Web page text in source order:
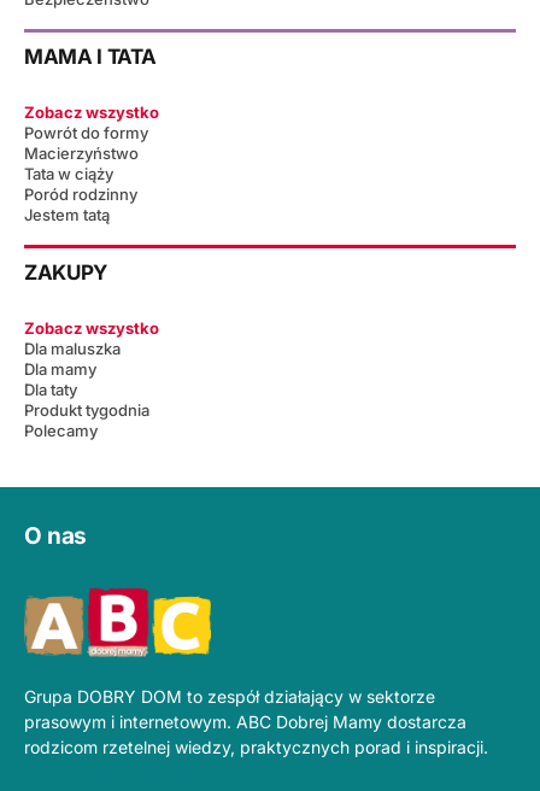
MAMA I TATA
Zobacz wszystko
Powrót do formy
Macierzyństwo
Tata w ciąży
Poród rodzinny
Jestem tatą
ZAKUPY
Zobacz wszystko
Dla maluszka
Dla mamy
Dla taty
Produkt tygodnia
Polecamy
O nas
Grupa DOBRY DOM to zespół działający w sektorze
prasowym i internetowym. ABC Dobrej Mamy dostarcza
rodzicom rzetelnej wiedzy, praktycznych porad i inspiracji.